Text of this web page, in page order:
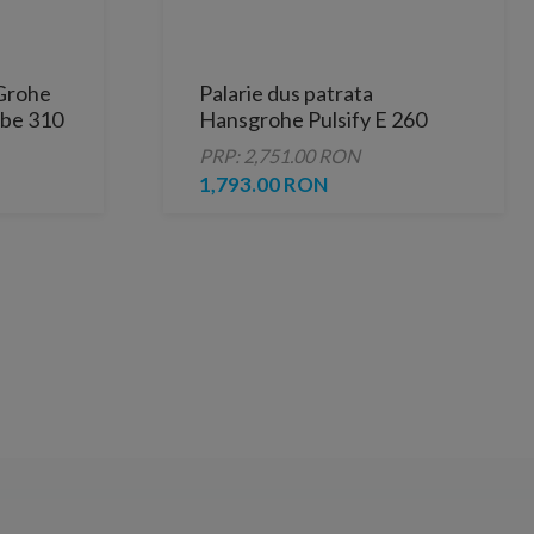
310
Palarie dus patrata
Hansgrohe Pulsify E 260
bronz periat cu 1 tip de jet
PRP: 2,751.00 RON
1,793.00 RON